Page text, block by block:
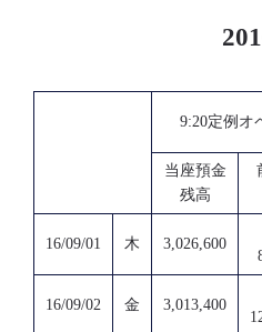
9:20定例オ
当座預金
残高
16/09/01 木 3,026,600
16/09/02 金 3,013,400